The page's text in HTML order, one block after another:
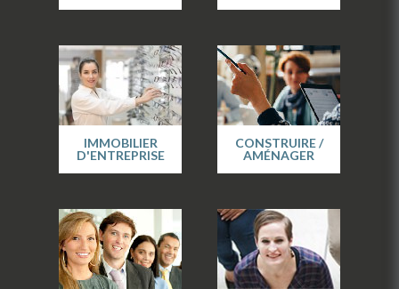
IMMOBILIER
D'ENTREPRISE
CONSTRUIRE /
AMÉNAGER